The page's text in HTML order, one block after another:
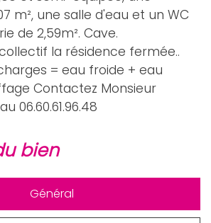
m², une salle d'eau et un WC
de 2,59m². Cave.
la résidence fermée..
= eau froide + eau
Contactez Monsieur
06.60.61.96.48
bien
Général